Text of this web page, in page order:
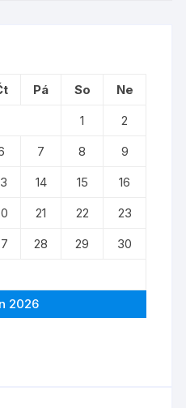
2026
Pá So
Ne
1
2
7 8
9
14 15
16
21 22
23
28 29
30